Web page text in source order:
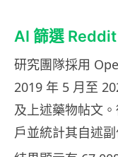
AI 篩選
研究團隊採用
2019 年 5 月至
及上述藥物帖文
戶並統計其自述副